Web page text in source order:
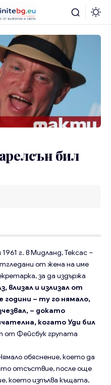
бил
г. в Мидланд, Тексас –
от жена на име
за да издържа
влизал и излизал от
– ту го нямало,
– докато
когато Уди бил
от Фейсбук групата
обяснение, което да
отсъствие, после още
което изпълва къщата,